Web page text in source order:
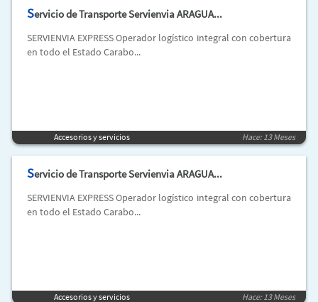
Servicio de Transporte Servienvia ARAGUA...
SERVIENVIA EXPRESS Operador logístico integral con cobertura
en todo el Estado Carabo...
Accesorios y servicios Hace: 13 Meses
Servicio de Transporte Servienvia ARAGUA...
SERVIENVIA EXPRESS Operador logístico integral con cobertura
en todo el Estado Carabo...
Accesorios y servicios Hace: 13 Meses